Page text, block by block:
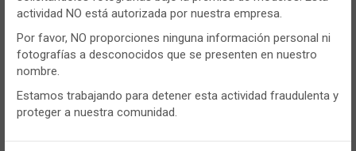
- ROSA
la navegación que realizas y para ajustar el contenido a tus
gustos y preferencias.
Puedesconfigurary aceptar el uso de cookies a tu gusto.
Para obtener más información visita nuestra
cookies.
Configurar Rechazar ACEPTAR
actividad NO está autorizada por nuestra empresa.
Por favor, NO proporciones ninguna información personal ni
fotografías a desconocidos que se presenten en nuestro
nombre.
Estamos trabajando para detener esta actividad fraudulenta y
proteger a nuestra comunidad.